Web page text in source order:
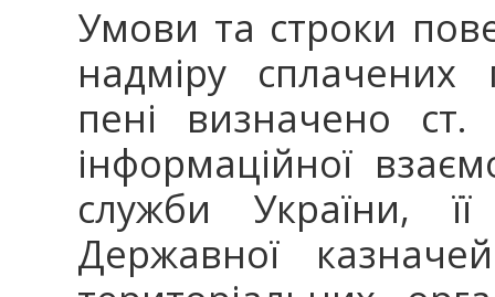
Умови та строки
надміру
пені визначено
інформаційної
служби України, її
Державної